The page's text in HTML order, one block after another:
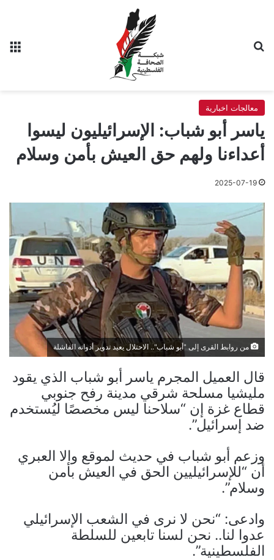
معالجات اخبارية
ياسر أبو شباب: الإسرائيليون ليسوا
أعداءنا ولهم حق العيش بأمن وسلام
2025-07-19
من روابط القرى إلى "أبو شباب".. الاحتلال يعيد تدوير أدواته الفاشلة
قال العميل المجرم ياسر أبو شباب الذي يقود
مليشيا مسلحة شرقي مدينة رفح جنوبي
قطاع غزة إن “سلاحنا ليس مخصصًا ليُستخدم
ضد إسرائيل”.
وزعم أبو شباب في حديث لموقع والا العبري
أن “للإسرائيليين الحق في العيش بأمن
وسلام”.
وادعى: “نحن لا نرى في الشعب الإسرائيلي
عدوا لنا.. نحن لسنا تابعين للسلطة
الفلسطينية”.